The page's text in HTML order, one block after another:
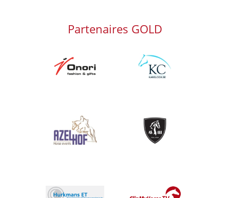
Partenaires GOLD
Afbeelding Afbeelding
Afbeelding Afbeelding
Afbeelding